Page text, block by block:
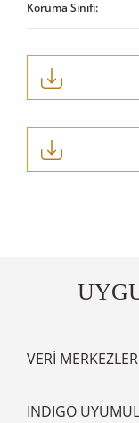
Koruma Sınıfı:
VERİ
INDIGO